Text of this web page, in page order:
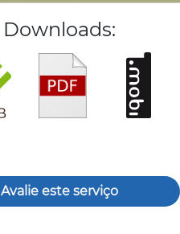
Downloads:
Avalie este serviço